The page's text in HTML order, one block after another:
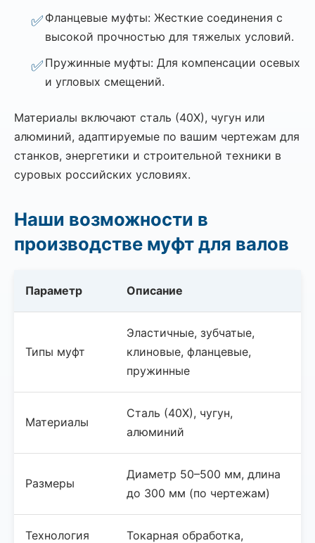
Фланцевые муфты: Жесткие соединения с
высокой прочностью для тяжелых условий.
Пружинные муфты: Для компенсации осевых
и угловых смещений.
Материалы включают сталь (40Х), чугун или
алюминий, адаптируемые по вашим чертежам для
станков, энергетики и строительной техники в
суровых российских условиях.
Наши возможности в
производстве муфт для валов
Параметр Описание
Типы муфт
Эластичные, зубчатые,
клиновые, фланцевые,
пружинные
Материалы
Сталь (40Х), чугун,
алюминий
Размеры
Диаметр 50–500 мм, длина
до 300 мм (по чертежам)
Технология
Токарная обработка,